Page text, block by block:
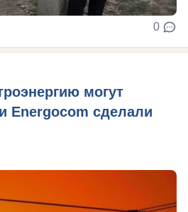
0
могут
Energocom сделали